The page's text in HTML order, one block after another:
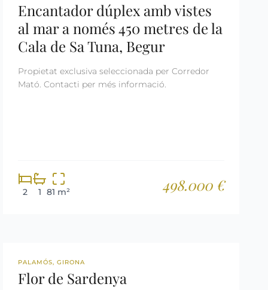
Encantador dúplex amb vistes
al mar a només 450 metres de la
Cala de Sa Tuna, Begur
Propietat exclusiva seleccionada per Corredor
Mató. Contacti per més informació.
2 1 81 m² 498.000 €
OBRA NOVA
PALAMÓS, GIRONA
Flor de Sardenya